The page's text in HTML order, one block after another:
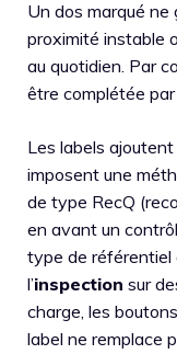
Un dos marqué ne
proximité instable
au quotidien. Par
être complétée
Les labels
imposent une
de type RecQ
en avant un
type de référentiel
l’inspection sur
charge, les
label ne remplace